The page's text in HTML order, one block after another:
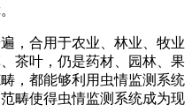
合用于农业、林业、牧业
茶叶，仍是药材、园林、果
，都能够利用虫情监测系统
畴使得虫情监测系统成为现